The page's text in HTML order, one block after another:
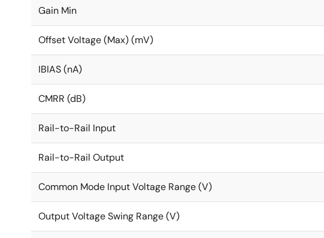
Gain Min
Offset Voltage (Max) (mV)
IBIAS (nA)
CMRR (dB)
Rail-to-Rail Input
Rail-to-Rail Output
Common Mode Input Voltage Range (V)
Output Voltage Swing Range (V)